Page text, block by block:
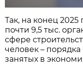
Так, на конец 2025
почти 9,5 тыс.
сфере
человек –
занятых в